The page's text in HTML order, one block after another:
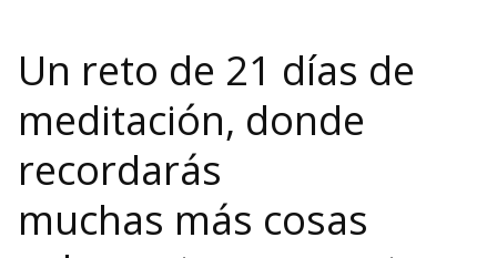
Un reto de 21 días de
meditación, donde
recordarás
muchas más cosas